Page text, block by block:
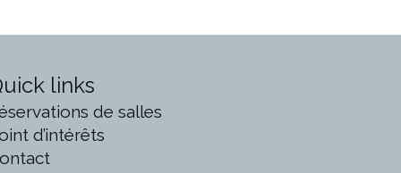
links
de salles
d’intérêts